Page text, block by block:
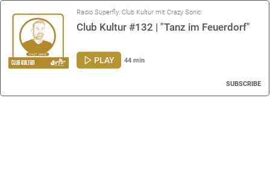
Radio Superfly: Club Kultur mit Crazy Sonic
Club Kultur #132 | "Tanz im Feuerdorf"
PLAY 44 min
SUBSCRIBE